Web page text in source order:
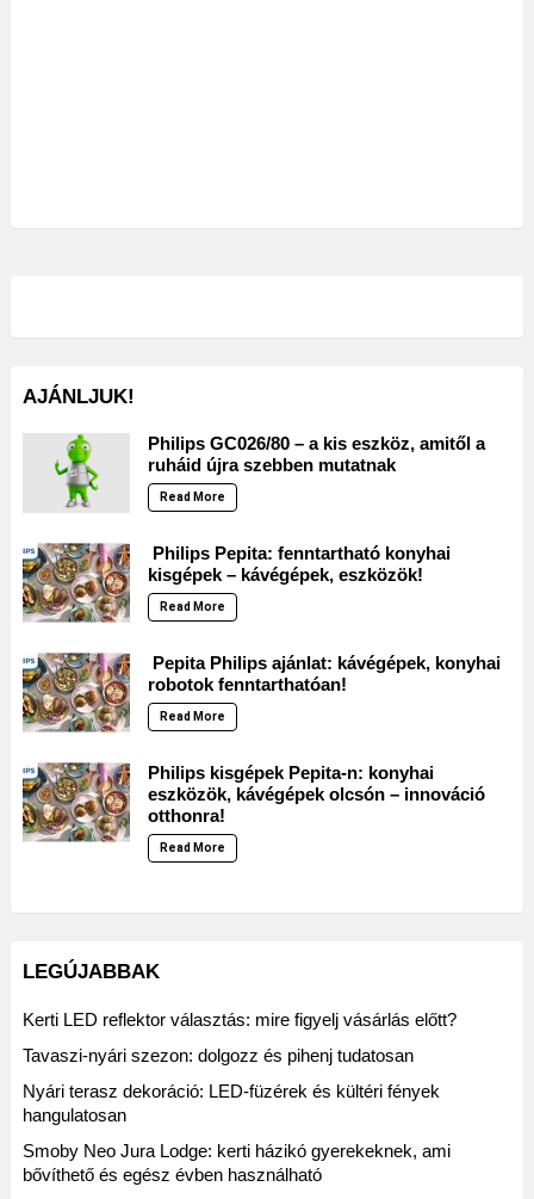
AJÁNLJUK!
Philips GC026/80 – a kis eszköz, amitől a
ruháid újra szebben mutatnak
Read More
Philips Pepita: fenntartható konyhai
kisgépek – kávégépek, eszközök!
Read More
Pepita Philips ajánlat: kávégépek, konyhai
robotok fenntarthatóan!
Read More
Philips kisgépek Pepita-n: konyhai
eszközök, kávégépek olcsón – innováció
otthonra!
Read More
LEGÚJABBAK
Kerti LED reflektor választás: mire figyelj vásárlás előtt?
Tavaszi-nyári szezon: dolgozz és pihenj tudatosan
Nyári terasz dekoráció: LED-füzérek és kültéri fények
hangulatosan
Smoby Neo Jura Lodge: kerti házikó gyerekeknek, ami
bővíthető és egész évben használható